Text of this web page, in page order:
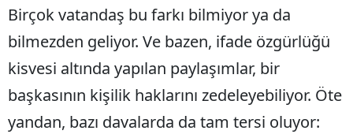
Niğde
Ordu
Rize
Sakarya
Birçok vatandaş bu farkı bilmiyor ya da
bilmezden geliyor. Ve bazen, ifade özgürlüğü
kisvesi altında yapılan paylaşımlar, bir
başkasının kişilik haklarını zedeleyebiliyor. Öte
yandan, bazı davalarda da tam tersi oluyor: